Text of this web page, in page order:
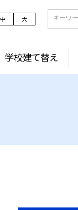
中 大
学校建て替え